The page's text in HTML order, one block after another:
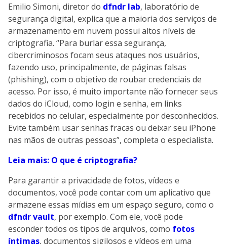
Emilio Simoni, diretor do dfndr lab, laboratório de
segurança digital, explica que a maioria dos serviços de
armazenamento em nuvem possui altos níveis de
criptografia. “Para burlar essa segurança,
cibercriminosos focam seus ataques nos usuários,
fazendo uso, principalmente, de páginas falsas
(phishing), com o objetivo de roubar credenciais de
acesso. Por isso, é muito importante não fornecer seus
dados do iCloud, como login e senha, em links
recebidos no celular, especialmente por desconhecidos.
Evite também usar senhas fracas ou deixar seu iPhone
nas mãos de outras pessoas”, completa o especialista.
Leia mais: O que é criptografia?
Para garantir a privacidade de fotos, vídeos e
documentos, você pode contar com um aplicativo que
armazene essas mídias em um espaço seguro, como o
dfndr vault, por exemplo. Com ele, você pode
esconder todos os tipos de arquivos, como fotos
íntimas, documentos sigilosos e vídeos em uma